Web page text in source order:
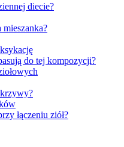
diecie?
mieszanka?
do tej kompozycji?
łączeniu ziół?